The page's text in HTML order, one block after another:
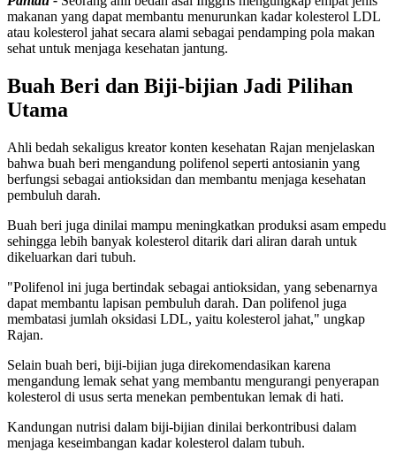
makanan yang dapat membantu menurunkan kadar kolesterol LDL
atau kolesterol jahat secara alami sebagai pendamping pola makan
sehat untuk menjaga kesehatan jantung.
Buah Beri dan Biji-bijian Jadi Pilihan
Utama
Ahli bedah sekaligus kreator konten kesehatan Rajan menjelaskan
bahwa buah beri mengandung polifenol seperti antosianin yang
berfungsi sebagai antioksidan dan membantu menjaga kesehatan
pembuluh darah.
Buah beri juga dinilai mampu meningkatkan produksi asam empedu
sehingga lebih banyak kolesterol ditarik dari aliran darah untuk
dikeluarkan dari tubuh.
"Polifenol ini juga bertindak sebagai antioksidan, yang sebenarnya
dapat membantu lapisan pembuluh darah. Dan polifenol juga
membatasi jumlah oksidasi LDL, yaitu kolesterol jahat," ungkap
Rajan.
Selain buah beri, biji-bijian juga direkomendasikan karena
mengandung lemak sehat yang membantu mengurangi penyerapan
kolesterol di usus serta menekan pembentukan lemak di hati.
Kandungan nutrisi dalam biji-bijian dinilai berkontribusi dalam
menjaga keseimbangan kadar kolesterol dalam tubuh.